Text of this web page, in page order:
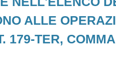
ALLE
179-TER,